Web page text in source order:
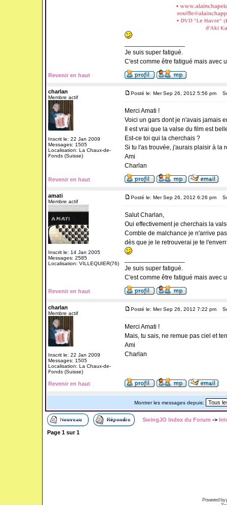
Je suis super fatigué.
C'est comme être fatigué mais avec
Revenir en haut
charlan
Membre actif
Inscrit le: 22 Jan 2009
Messages: 1505
Localisation: La Chaux-de-
Fonds (Suisse)
Posté le: Mer Sep 26, 2012 5:56 pm
Merci Amati !
Voici un gars dont je n'avais jamais
Il est vrai que la valse du film est
Est-ce toi qui la cherchais ?
Si tu l'as trouvée, j'aurais plaisir à la
Ami
Charlan
Revenir en haut
amati
Membre actif
Inscrit le: 14 Jan 2005
Messages: 2585
Localisation: VILLEQUIER(76)
Posté le: Mer Sep 26, 2012 6:26 pm
Salut Charlan,
Oui effectivement je cherchais la
Comble de malchance je n'arrive
dès que je le retrouverai je te
Je suis super fatigué.
C'est comme être fatigué mais avec
Revenir en haut
charlan
Membre actif
Inscrit le: 22 Jan 2009
Messages: 1505
Localisation: La Chaux-de-
Fonds (Suisse)
Posté le: Mer Sep 26, 2012 7:22 pm
Merci Amati !
Mais, tu sais, ne remue pas ciel et
Ami
Charlan
Revenir en haut
Montrer les messages depuis:
SwingJO Index du Forum ->
Page 1sur1
Powered by